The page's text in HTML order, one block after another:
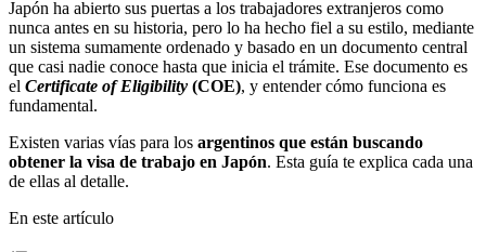
Japón ha abierto sus puertas a los trabajadores extranjeros como
nunca antes en su historia, pero lo ha hecho fiel a su estilo, mediante
un sistema sumamente ordenado y basado en un documento central
que casi nadie conoce hasta que inicia el trámite. Ese documento es
el Certificate of Eligibility (COE), y entender cómo funciona es
fundamental.
Existen varias vías para los argentinos que están buscando
obtener la visa de trabajo en Japón. Esta guía te explica cada una
de ellas al detalle.
En este artículo